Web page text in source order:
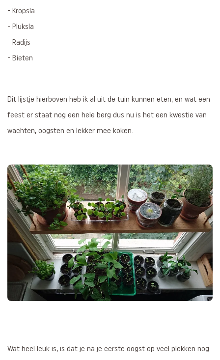
- Kropsla
- Pluksla
- Radijs
- Bieten
Dit lijstje hierboven heb ik al uit de tuin kunnen eten, en wat een
feest er staat nog een hele berg dus nu is het een kwestie van
wachten, oogsten en lekker mee koken.
Wat heel leuk is, is dat je na je eerste oogst op veel plekken nog